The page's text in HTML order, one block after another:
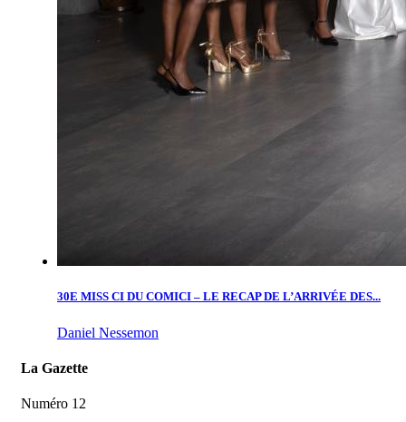
30E MISS CI DU COMICI – LE RECAP DE L’ARRIVÉE DES...
Daniel Nessemon
La Gazette
Numéro 12